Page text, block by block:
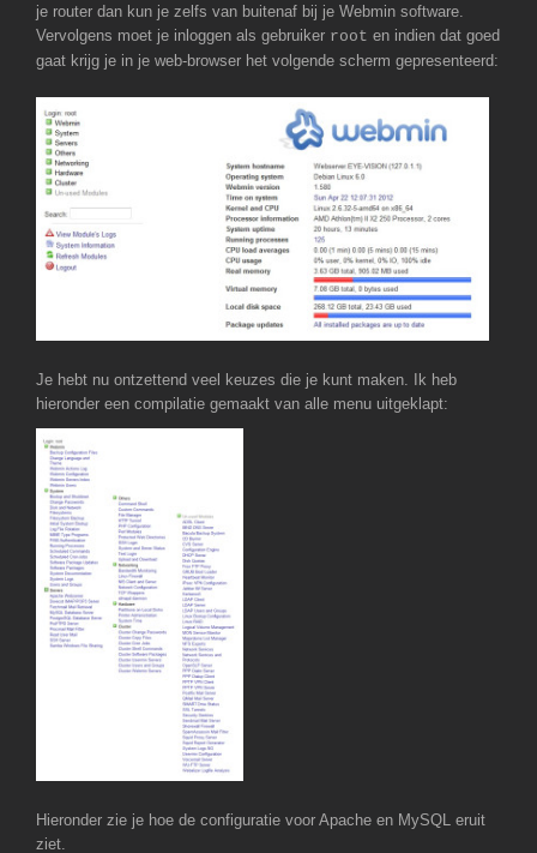
je router dan kun je zelfs van buitenaf bij je Webmin software.
Vervolgens moet je inloggen als gebruiker root en indien dat goed
gaat krijg je in je web-browser het volgende scherm gepresenteerd:
Je hebt nu ontzettend veel keuzes die je kunt maken. Ik heb
hieronder een compilatie gemaakt van alle menu uitgeklapt:
Hieronder zie je hoe de configuratie voor Apache en MySQL eruit
ziet.